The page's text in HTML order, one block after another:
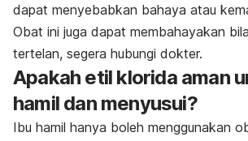
dapat menyebabkan bahaya atau
Obat ini juga dapat membahayakan
tertelan, segera hubungi dokter.
Apakah etil klorida aman
hamil dan menyusui?
Ibu hamil hanya boleh menggunakan